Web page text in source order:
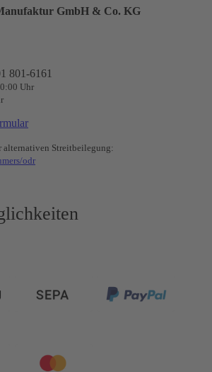
GmbH & Co. KG
801-6161
Uhr
alternativen Streitbeilegung:
odr